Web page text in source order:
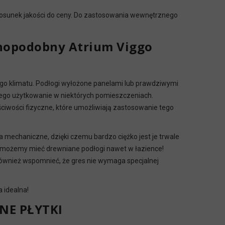
jakości do ceny. Do zastosowania wewnętrznego
Atrium Viggo
klimatu. Podłogi wyłożone panelami lub prawdziwymi
użytkowanie w niektórych pomieszczeniach.
fizyczne, które umożliwiają zastosowanie tego
dzięki czemu bardzo ciężko jest je trwale
mieć drewniane podłogi nawet w łazience!
wspomnieć, że gres nie wymaga specjalnej
idealna!
PŁYTKI